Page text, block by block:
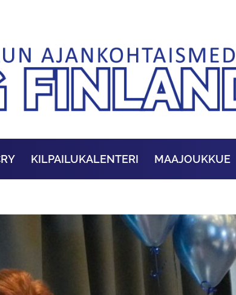
KILPAILUKALENTERI MAAJOUKKUE